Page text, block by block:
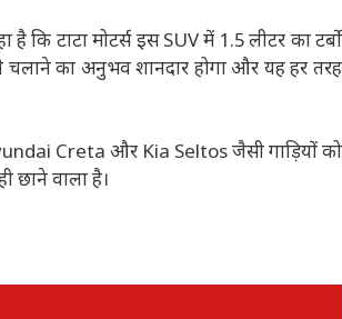
कि टाटा मोटर्स इस SUV में 1.5 लीटर का टर्बो
चलाने का अनुभव शानदार होगा और यह हर तरह
Creta और Kia Seltos जैसी गाड़ियों को
छाने वाला है।